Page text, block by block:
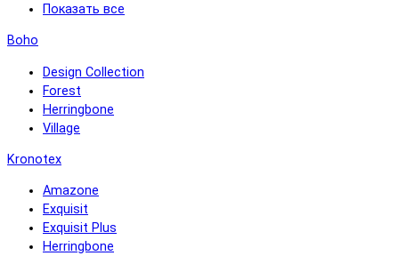
Показать все
Boho
Design Collection
Forest
Herringbone
Village
Kronotex
Amazone
Exquisit
Exquisit Plus
Herringbone